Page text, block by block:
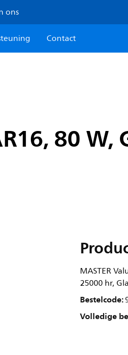
ons
Contact
80
MASTER
25000 hr,
Bestelcode:
Volledige